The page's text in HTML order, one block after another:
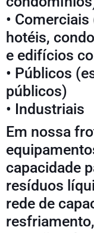
•
hotéis,
e edifícios
• Públicos
públicos)
• Industriais
Em nossa
capacidade
resíduos
rede de